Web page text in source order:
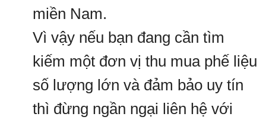
miền Nam.
Vì vậy nếu bạn đang cần tìm
kiếm một đơn vị thu mua phế liệu
số lượng lớn và đảm bảo uy tín
thì đừng ngần ngại liên hệ với